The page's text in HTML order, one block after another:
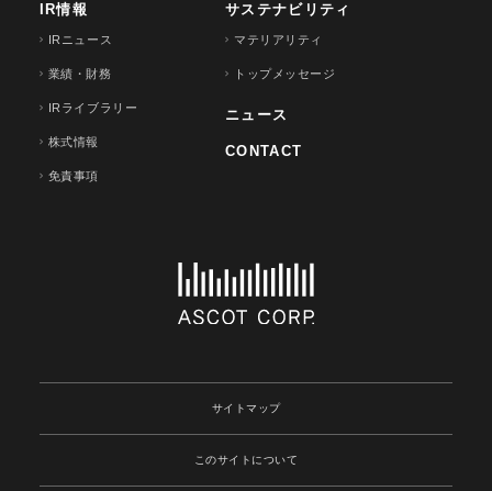
IR情報
IRニュース
業績・財務
IRライブラリー
株式情報
免責事項
サステナビリティ
マテリアリティ
トップメッセージ
ニュース
CONTACT
サイトマップ
このサイトについて